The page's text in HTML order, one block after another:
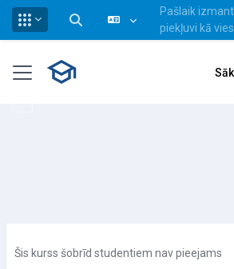
Pārslēgt meklēšanas ievadi
Pašlaik
piekļuvi kā
Sānu panelis
Šis kurss šobrīd studentiem nav pieejams